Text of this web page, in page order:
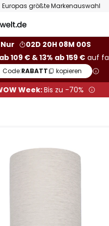
Europas größte Markenauswahl
Nur
02D 20H 07M 59S
109 € & 13% ab 159 €auf
Code:RABATT kopieren
Week:Bis zu -70%